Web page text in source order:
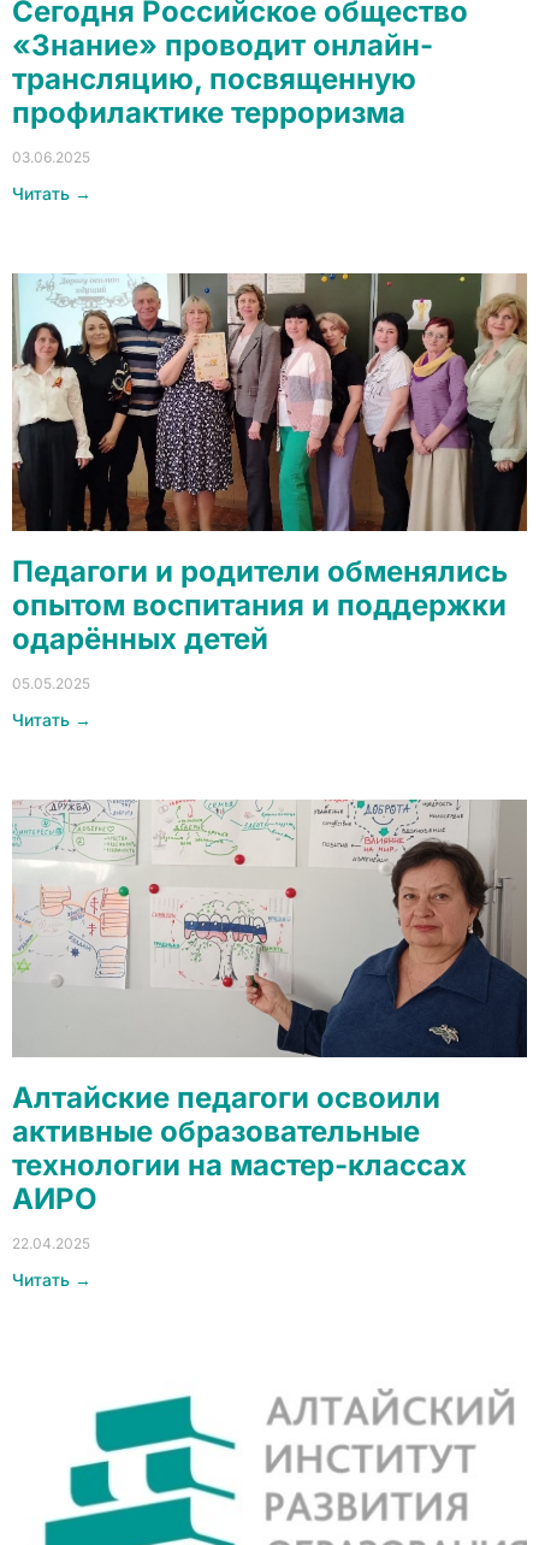
Сегодня Российское общество
«Знание» проводит онлайн-
трансляцию, посвященную
профилактике терроризма
03.06.2025
Читать →
Педагоги и родители обменялись
опытом воспитания и поддержки
одарённых детей
05.05.2025
Читать →
Алтайские педагоги освоили
активные образовательные
технологии на мастер-классах
АИРО
22.04.2025
Читать →